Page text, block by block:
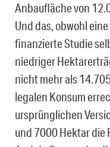
Anbaufläche von
Und das, obwohl
finanzierte Studie
niedriger
nicht mehr als
legalen Konsum
ursprünglichen
und 7000 Hektar die